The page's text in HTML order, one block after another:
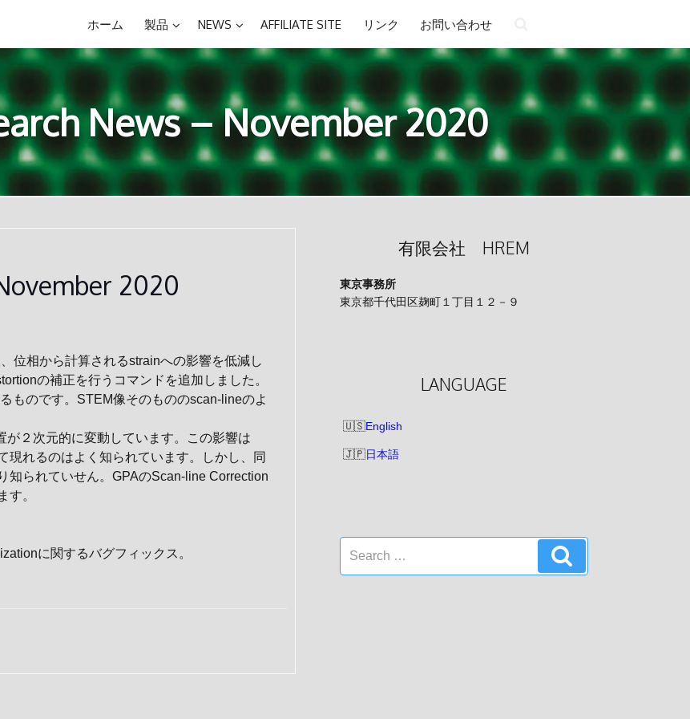
ホーム 製品 NEWS AFFILIATE SITE リンク お問い合わせ
News – November 2020
2020
位相から計算されるstrainへの影響を低減し
の補正を行うコマンドを追加しました。
ものです。STEM像そのもののscan-lineのよ
２次元的に変動しています。この影響は
れるのはよく知られています。しかし、同
知られていせん。GPAのScan-line Correction
す。
に関するバグフィックス。
有限会社 HREM
東京事務所
東京都千代田区麹町１丁目１２－９
LANGUAGE
English
日本語
for: